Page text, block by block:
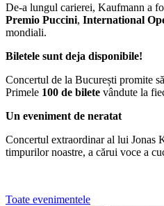
De-a lungul carierei, Kaufmann a
Premio Puccini, International
mondiali.
Biletele sunt deja disponibile!
Concertul de la București promite
Primele 100 de bilete vândute la
Un eveniment de neratat
Concertul extraordinar al lui Jonas
timpurilor noastre, a cărui voce a
Toate evenimentele